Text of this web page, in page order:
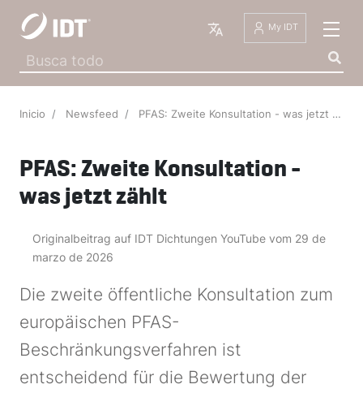
Español My IDT
Inicio Newsfeed PFAS: Zweite Konsultation - was jetzt zählt
PFAS: Zweite Konsultation -
was jetzt zählt
Originalbeitrag auf IDT Dichtungen YouTube vom 29 de
marzo de 2026
Die zweite öffentliche Konsultation zum
europäischen PFAS-
Beschränkungsverfahren ist
entscheidend für die Bewertung der